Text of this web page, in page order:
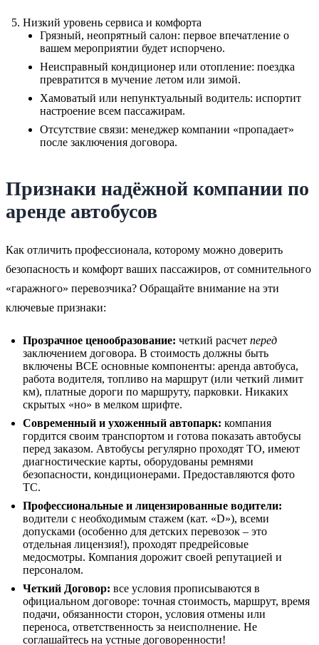
Низкий уровень сервиса и комфорта
Грязный, неопрятный салон: первое впечатление о
вашем мероприятии будет испорчено.
Неисправный кондиционер или отопление: поездка
превратится в мучение летом или зимой.
Хамоватый или непунктуальный водитель: испортит
настроение всем пассажирам.
Отсутствие связи: менеджер компании «пропадает»
после заключения договора.
Признаки надёжной компании по
аренде автобусов
Как отличить профессионала, которому можно доверить
безопасность и комфорт ваших пассажиров, от сомнительного
«гаражного» перевозчика? Обращайте внимание на эти
ключевые признаки:
Прозрачное ценообразование: четкий расчет перед
заключением договора. В стоимость должны быть
включены ВСЕ основные компоненты: аренда автобуса,
работа водителя, топливо на маршрут (или четкий лимит
км), платные дороги по маршруту, парковки. Никаких
скрытых «но» в мелком шрифте.
Современный и ухоженный автопарк: компания
гордится своим транспортом и готова показать автобусы
перед заказом. Автобусы регулярно проходят ТО, имеют
диагностические карты, оборудованы ремнями
безопасности, кондиционерами. Предоставляются фото
ТС.
Профессиональные и лицензированные водители:
водители с необходимым стажем (кат. «D»), всеми
допусками (особенно для детских перевозок – это
отдельная лицензия!), проходят предрейсовые
медосмотры. Компания дорожит своей репутацией и
персоналом.
Четкий Договор: все условия прописываются в
официальном договоре: точная стоимость, маршрут, время
подачи, обязанности сторон, условия отмены или
переноса, ответственность за неисполнение. Не
соглашайтесь на устные договоренности!